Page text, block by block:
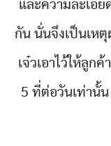
และความละเอีย
กัน นั่นจึงเป็นเห
เจ๋วเอาไว้ให้ลูก
5 ที่ต่อวันเท่านั้